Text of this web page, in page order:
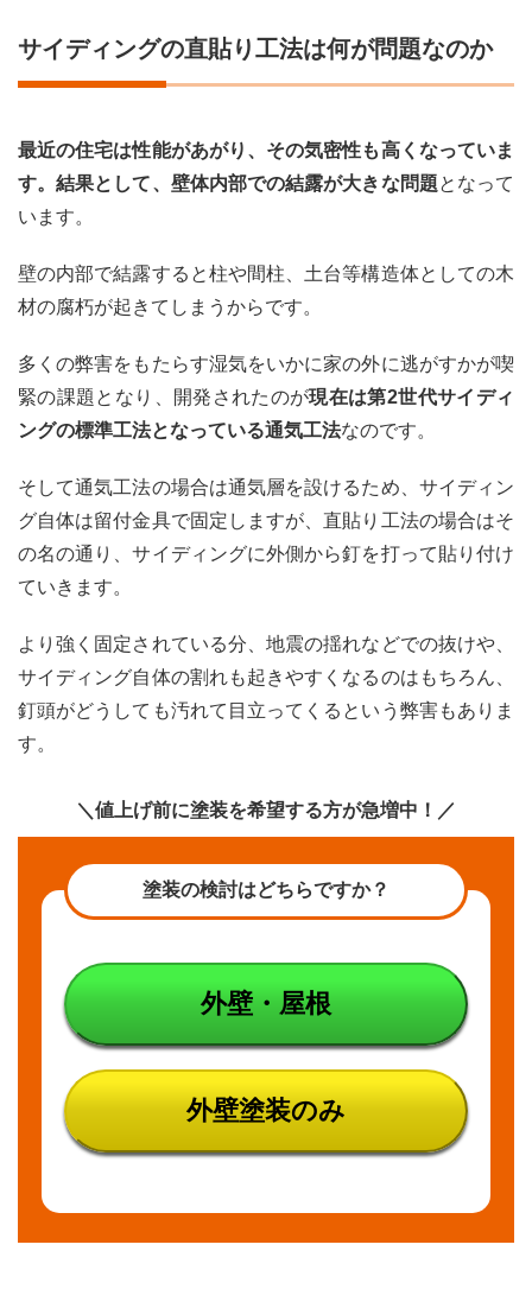
サイディングの直貼り工法は何が問題なのか
最近の住宅は性能があがり、その気密性も高くなっていま
す。結果として、壁体内部での結露が大きな問題となって
います。
壁の内部で結露すると柱や間柱、土台等構造体としての木
材の腐朽が起きてしまうからです。
多くの弊害をもたらす湿気をいかに家の外に逃がすかが喫
緊の課題となり、開発されたのが現在は第2世代サイディ
ングの標準工法となっている通気工法なのです。
そして通気工法の場合は通気層を設けるため、サイディン
グ自体は留付金具で固定しますが、直貼り工法の場合はそ
の名の通り、サイディングに外側から釘を打って貼り付け
ていきます。
より強く固定されている分、地震の揺れなどでの抜けや、
サイディング自体の割れも起きやすくなるのはもちろん、
釘頭がどうしても汚れて目立ってくるという弊害もありま
す。
＼値上げ前に塗装を希望する方が急増中！／
塗装の検討はどちらですか？
外壁・屋根
外壁塗装のみ